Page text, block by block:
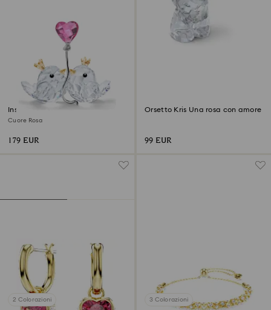
Inseparabili
Cuore Rosa
179 EUR
Orsetto Kris Una rosa con amore
99 EUR
2 Colorazioni 3 Colorazioni